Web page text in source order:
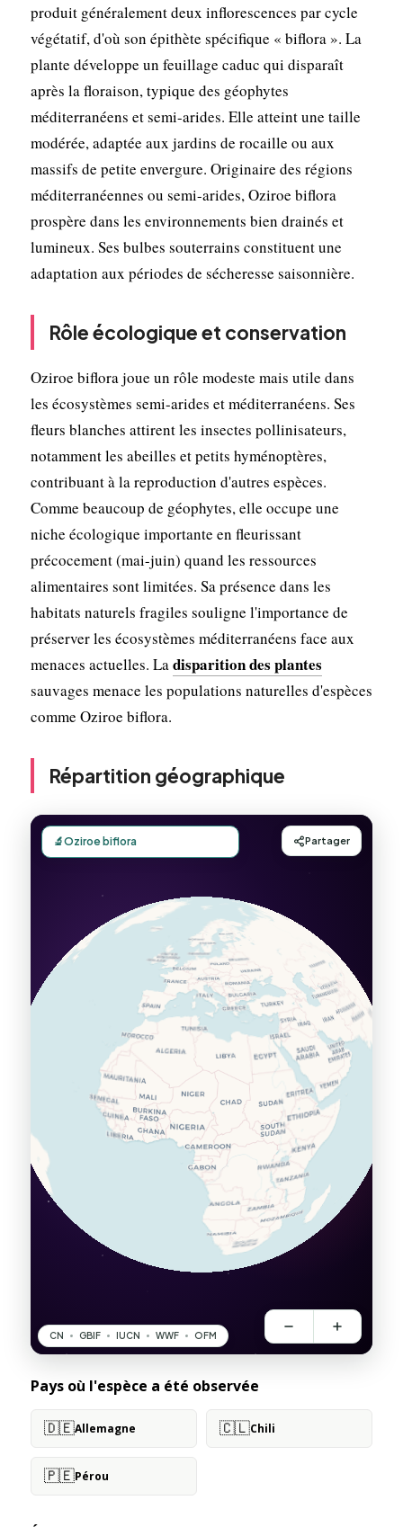
produit généralement deux inflorescences par cycle
végétatif, d'où son épithète spécifique « biflora ». La
plante développe un feuillage caduc qui disparaît
après la floraison, typique des géophytes
méditerranéens et semi-arides. Elle atteint une taille
modérée, adaptée aux jardins de rocaille ou aux
massifs de petite envergure. Originaire des régions
méditerranéennes ou semi-arides, Oziroe biflora
prospère dans les environnements bien drainés et
lumineux. Ses bulbes souterrains constituent une
adaptation aux périodes de sécheresse saisonnière.
Rôle écologique et conservation
Oziroe biflora joue un rôle modeste mais utile dans
les écosystèmes semi-arides et méditerranéens. Ses
fleurs blanches attirent les insectes pollinisateurs,
notamment les abeilles et petits hyménoptères,
contribuant à la reproduction d'autres espèces.
Comme beaucoup de géophytes, elle occupe une
niche écologique importante en fleurissant
précocement (mai-juin) quand les ressources
alimentaires sont limitées. Sa présence dans les
habitats naturels fragiles souligne l'importance de
préserver les écosystèmes méditerranéens face aux
menaces actuelles. Ladisparition des plantes
sauvages menace les populations naturelles d'espèces
comme Oziroe biflora.
Répartition géographique
Pays où l'espèce a été observée
🇩🇪Allemagne 🇨🇱Chili
🇵🇪Pérou